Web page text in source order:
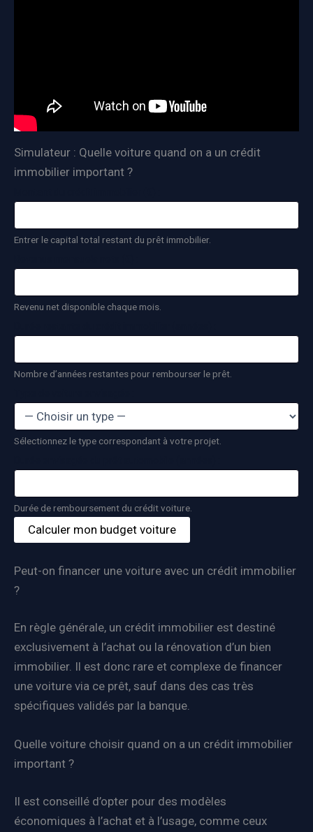
Simulateur : Quelle voiture quand on a un crédit
immobilier important ?
Entrer le capital total restant du prêt immobilier.
Revenu net disponible chaque mois.
Nombre d’années restantes pour rembourser le prêt.
Sélectionnez le type correspondant à votre projet.
Durée de remboursement du crédit voiture.
Calculer mon budget voiture
Peut-on financer une voiture avec un crédit immobilier
?
En règle générale, un crédit immobilier est destiné
exclusivement à l’achat ou la rénovation d’un bien
immobilier. Il est donc rare et complexe de financer
une voiture via ce prêt, sauf dans des cas très
spécifiques validés par la banque.
Quelle voiture choisir quand on a un crédit immobilier
important ?
Il est conseillé d’opter pour des modèles
économiques à l’achat et à l’usage, comme ceux